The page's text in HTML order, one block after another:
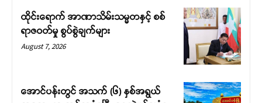
ထိုင်းရောက် အာဏာသိမ်းသမ္မတနှင့် စစ်
ရာဇဝတ်မှု စွပ်စွဲချက်များ
August 7, 2026
အောင်ပန်းတွင် အသက် (၆) နှစ်အရွယ်